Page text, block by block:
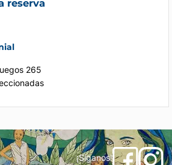
reserva
265
¡Síganos!